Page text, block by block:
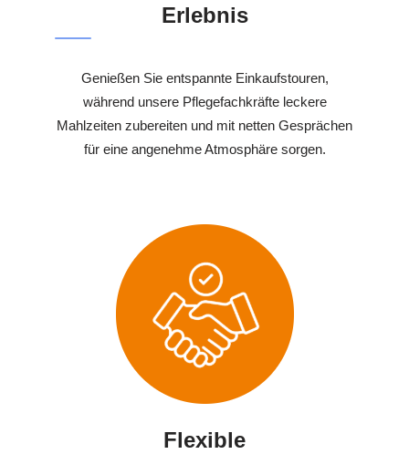
Erlebnis
Genießen Sie entspannte Einkaufstouren,
während unsere Pflegefachkräfte leckere
Mahlzeiten zubereiten und mit netten Gesprächen
für eine angenehme Atmosphäre sorgen.
Flexible